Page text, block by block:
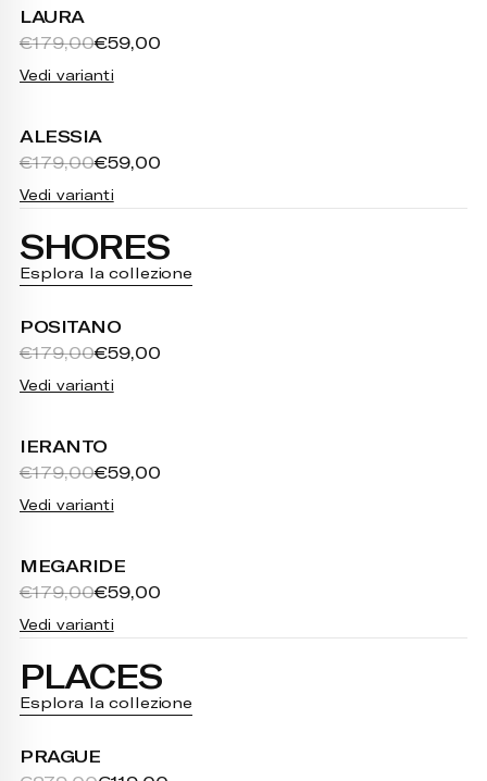
LAURA
€179,00€59,00
Vedi varianti
ALESSIA
€179,00€59,00
Vedi varianti
SHORES
Esplora la collezione
POSITANO
€179,00€59,00
Vedi varianti
IERANTO
€179,00€59,00
Vedi varianti
MEGARIDE
€179,00€59,00
Vedi varianti
PLACES
Esplora la collezione
PRAGUE